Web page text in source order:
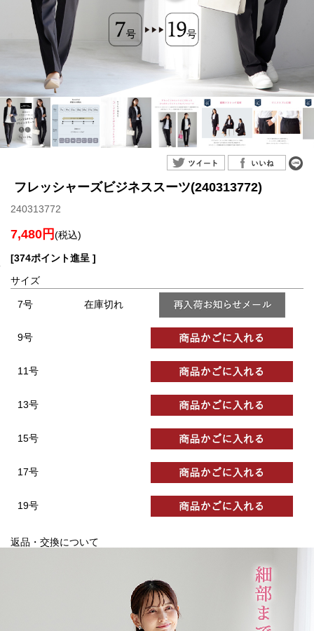
フレッシャーズビジネススーツ(240313772)
240313772
7,480円(税込)
[374ポイント進呈 ]
サイズ
7号 在庫切れ
9号
11号
13号
15号
17号
19号
返品・交換について